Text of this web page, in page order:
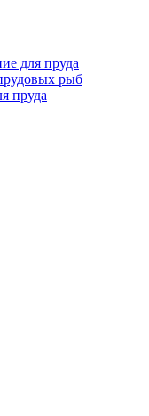
для пруда
рыб
пруда